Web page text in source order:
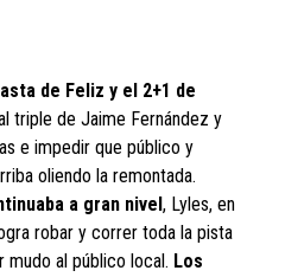
de Feliz y el 2+1 de
triple de Jaime Fernández y
e impedir que público y
oliendo la remontada.
a gran nivel, Lyles, en
robar y correr toda la pista
mudo al público local. Los